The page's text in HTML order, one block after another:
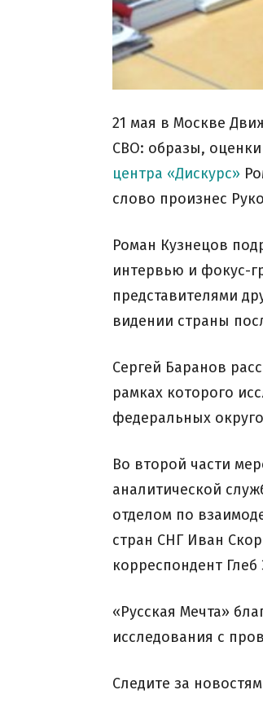
21 мая в Москве
СВО: образы,
центра «Дискурс»
слово произнес
Роман Кузнецов
интервью и фокус-
представителями
видении страны
Сергей Баранов
рамках которого
федеральных
Во второй части
аналитической
отделом по
стран СНГ Иван
корреспондент Глеб
«Русская Мечта»
исследования с
Следите за